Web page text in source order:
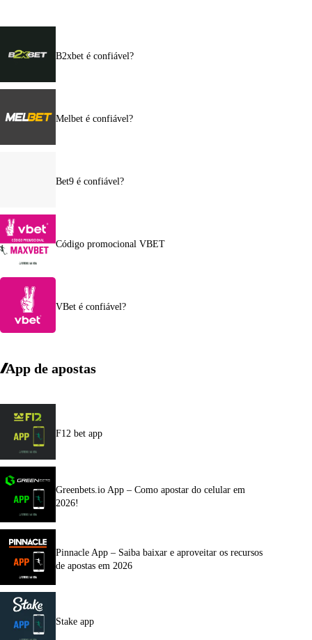
B2xbet é confiável?
Melbet é confiável?
Bet9 é confiável?
Código promocional VBET
VBet é confiável?
App de apostas
F12 bet app
Greenbets.io App – Como apostar do celular em
2026!
Pinnacle App – Saiba baixar e aproveitar os recursos
de apostas em 2026
Stake app